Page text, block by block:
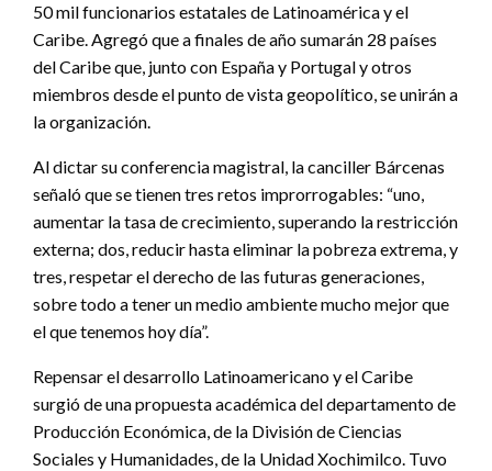
50 mil funcionarios estatales de Latinoamérica y el
Caribe. Agregó que a finales de año sumarán 28 países
del Caribe que, junto con España y Portugal y otros
miembros desde el punto de vista geopolítico, se unirán a
la organización.
Al dictar su conferencia magistral, la canciller Bárcenas
señaló que se tienen tres retos improrrogables: “uno,
aumentar la tasa de crecimiento, superando la restricción
externa; dos, reducir hasta eliminar la pobreza extrema, y
tres, respetar el derecho de las futuras generaciones,
sobre todo a tener un medio ambiente mucho mejor que
el que tenemos hoy día”.
Repensar el desarrollo Latinoamericano y el Caribe
surgió de una propuesta académica del departamento de
Producción Económica, de la División de Ciencias
Sociales y Humanidades, de la Unidad Xochimilco. Tuvo